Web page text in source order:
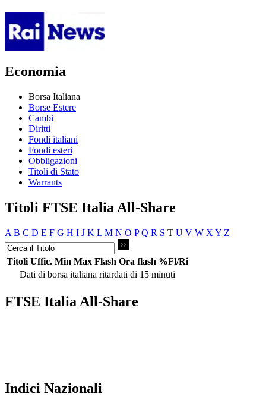
Economia
Borsa Italiana
Borse Estere
Cambi
Diritti
Fondi italiani
Fondi esteri
Obbligazioni
Titoli di Stato
Warrants
Titoli FTSE Italia All-Share
A B C D E F G H I J K L M N O P Q R S T U V W X Y Z
Titoli Uffic. Min Max Flash Ora flash %Fl/Ri
Dati di borsa italiana ritardati di 15 minuti
FTSE Italia All-Share
Indici Nazionali